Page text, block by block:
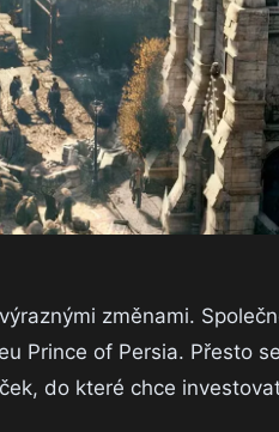
změnami.
Prince of Persia. Přesto
do které chce